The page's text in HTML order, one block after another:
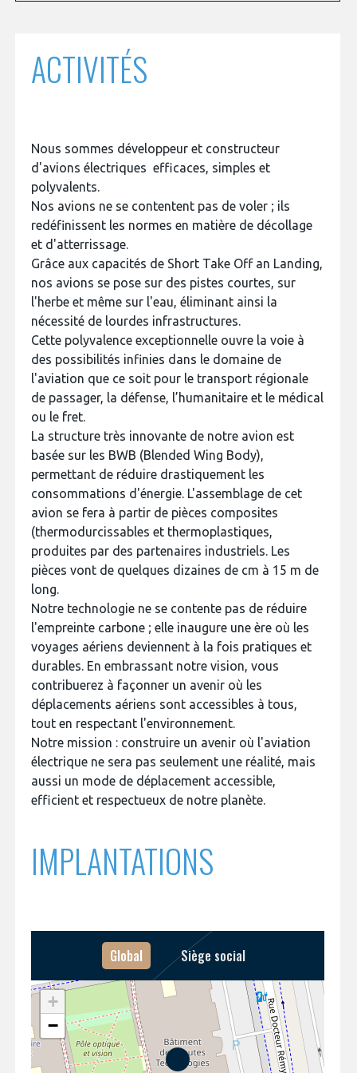
MÉDIATION ET CHARTE D’ENGAGEMENT SUR LES RELATIONS ENTRE
CLIENTS ET FOURNISSEURS
PRENDRE CONTACT AVEC LE MÉDIATEUR DE LA FILIÈRE
LES ENJEUX
COMPÉTITIVITÉ
EMPLOI & FORMATION
ENVIRONNEMENT
INNOVATION
INTERNATIONALISATION
LES PUBLICATIONS
DOCUMENTS & BROCHURES
RAPPORTS D'ACTIVITÉS
ACTIVITÉS
Nous sommes développeur et constructeur
d'avions électriques efficaces, simples et
polyvalents.
Nos avions ne se contentent pas de voler ; ils
redéfinissent les normes en matière de décollage
et d'atterrissage.
Grâce aux capacités de Short Take Off an Landing,
nos avions se pose sur des pistes courtes, sur
l'herbe et même sur l'eau, éliminant ainsi la
nécessité de lourdes infrastructures.
Cette polyvalence exceptionnelle ouvre la voie à
des possibilités infinies dans le domaine de
l'aviation que ce soit pour le transport régionale
de passager, la défense, l’humanitaire et le médical
ou le fret.
La structure très innovante de notre avion est
basée sur les BWB (Blended Wing Body),
permettant de réduire drastiquement les
consommations d'énergie. L'assemblage de cet
avion se fera à partir de pièces composites
(thermodurcissables et thermoplastiques,
produites par des partenaires industriels. Les
pièces vont de quelques dizaines de cm à 15 m de
long.
Notre technologie ne se contente pas de réduire
l'empreinte carbone ; elle inaugure une ère où les
voyages aériens deviennent à la fois pratiques et
durables. En embrassant notre vision, vous
contribuerez à façonner un avenir où les
déplacements aériens sont accessibles à tous,
tout en respectant l'environnement.
Notre mission : construire un avenir où l'aviation
électrique ne sera pas seulement une réalité, mais
aussi un mode de déplacement accessible,
efficient et respectueux de notre planète.
IMPLANTATIONS
Global Siège social
+
−
programmes ...
DEMANDE D’ADHÉSION